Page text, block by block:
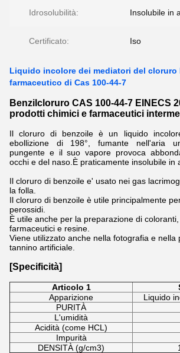
Idrosolubilità: Insolubile in
Certificato: Iso
Liquido incolore dei mediatori del cloruro
farmaceutico di Cas 100-44-7
Benzilcloruro CAS 100-44-7 EINECS
prodotti chimici e farmaceutici
Il cloruro di benzoile è un liquido
ebollizione di 198°, fumante nell'aria
pungente e il suo vapore provoca
occhi e del naso.È praticamente insolubile in
Il cloruro di benzoile e' usato nei gas
la folla.
Il cloruro di benzoile è utile principalmente
perossidi.
È utile anche per la preparazione di
farmaceutici e resine.
Viene utilizzato anche nella fotografia e nella
tannino artificiale.
[Specificità]
Articolo 1
Apparizione
Liquido
PURITÀ
L'umidità
Acidità (come HCL)
Impurità
DENSITÀ (g/cm3)